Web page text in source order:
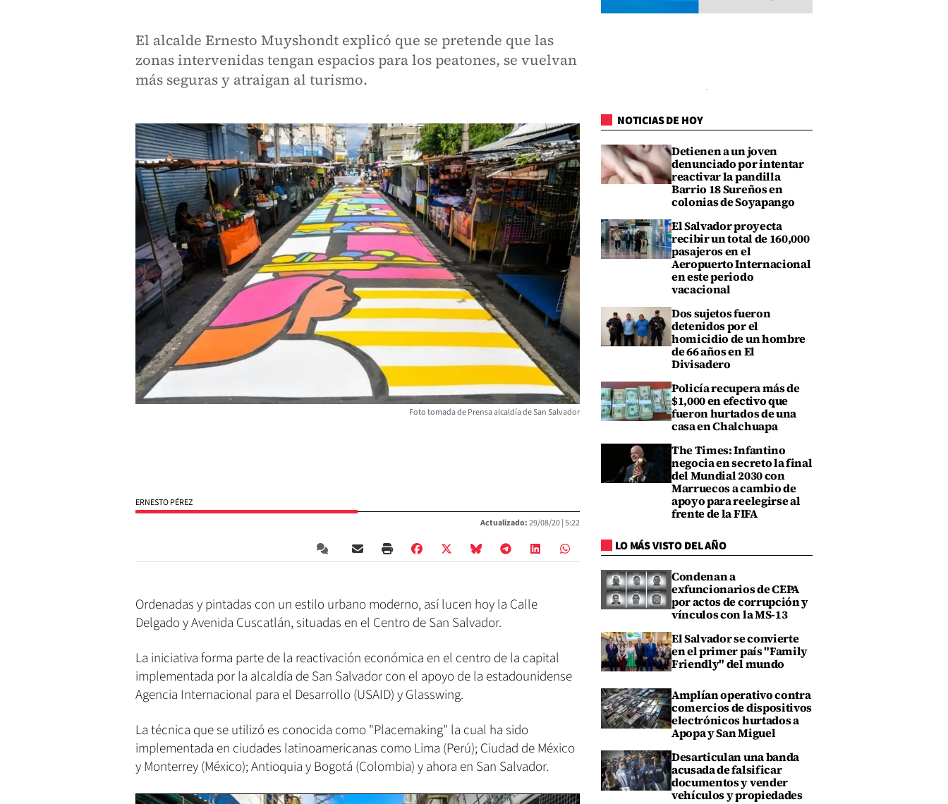
El alcalde Ernesto Muyshondt explicó que se pretende que las
zonas intervenidas tengan espacios para los peatones, se vuelvan
más seguras y atraigan al turismo.
Foto tomada de Prensa alcaldía de San Salvador
ERNESTO PÉREZ
Actualizado:29/08/20 |5:22
Ordenadas y pintadas con un estilo urbano moderno, así lucen hoy la Calle
Delgado y Avenida Cuscatlán, situadas en el Centro de San Salvador.
La iniciativa forma parte de la reactivación económica en el centro de la capital
implementada por la alcaldía de San Salvador con el apoyo de la estadounidense
Agencia Internacional para el Desarrollo (USAID) y Glasswing.
La técnica que se utilizó es conocida como "Placemaking" la cual ha sido
implementada en ciudades latinoamericanas como Lima (Perú); Ciudad de México
y Monterrey (México); Antioquia y Bogotá (Colombia) y ahora en San Salvador.
NOTICIAS DE HOY
Detienen a un joven
denunciado por intentar
reactivar la pandilla
Barrio 18 Sureños en
colonias de Soyapango
El Salvador proyecta
recibir un total de 160,000
pasajeros en el
Aeropuerto Internacional
en este periodo
vacacional
Dos sujetos fueron
detenidos por el
homicidio de un hombre
de 66 años en El
Divisadero
Policía recupera más de
$1,000 en efectivo que
fueron hurtados de una
casa en Chalchuapa
The Times: Infantino
negocia en secreto la final
del Mundial 2030 con
Marruecos a cambio de
apoyo para reelegirse al
frente de la FIFA
LO MÁS VISTO DEL AÑO
Condenan a
exfuncionarios de CEPA
por actos de corrupción y
vínculos con la MS-13
El Salvador se convierte
en el primer país "Family
Friendly" del mundo
Amplían operativo contra
comercios de dispositivos
electrónicos hurtados a
Apopa y San Miguel
Desarticulan una banda
acusada de falsificar
documentos y vender
vehículos y propiedades